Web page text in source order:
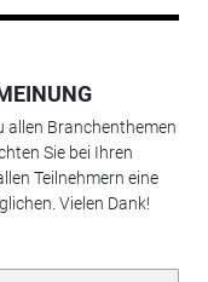
allen Branchenthemen
Sie bei Ihren
Teilnehmern eine
Vielen Dank!